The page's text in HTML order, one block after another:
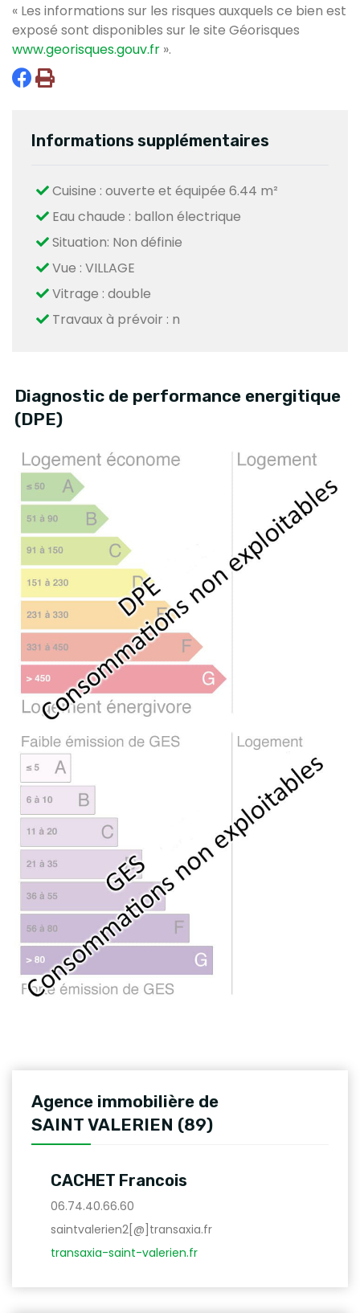
« Les informations sur les risques auxquels ce bien est
exposé sont disponibles sur le site Géorisques
www.georisques.gouv.fr ».
Informations supplémentaires
Cuisine : ouverte et équipée 6.44 m²
Eau chaude : ballon électrique
Situation: Non définie
Vue : VILLAGE
Vitrage : double
Travaux à prévoir : n
Diagnostic de performance energitique
(DPE)
Agence immobilière de
SAINT VALERIEN (89)
CACHET Francois
06.74.40.66.60
saintvalerien2[@]transaxia.fr
transaxia-saint-valerien.fr